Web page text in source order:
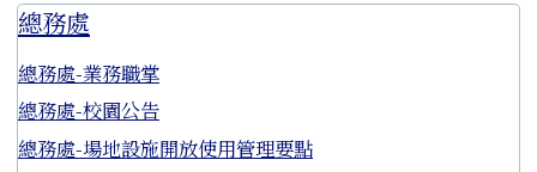
總務處
總務處-業務職掌
總務處-校園公告
總務處-場地設施開放使用管理要點